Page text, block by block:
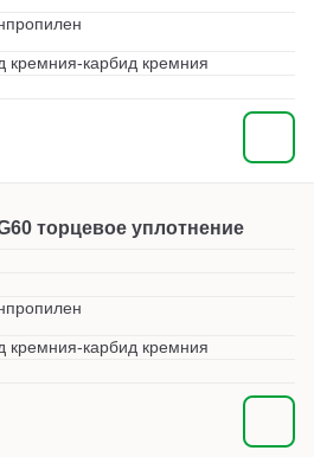
кремния-карбид кремния
торцевое уплотнение
кремния-карбид кремния